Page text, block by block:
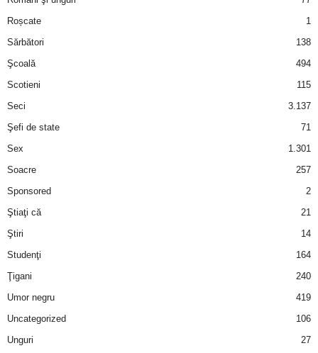
Roșcate
1
Sărbători
138
Şcoală
494
Scotieni
115
Seci
3.137
Şefi de state
71
Sex
1.301
Soacre
257
Sponsored
2
Ştiaţi că
21
Ştiri
14
Studenţi
164
Ţigani
240
Umor negru
419
Uncategorized
106
Unguri
27